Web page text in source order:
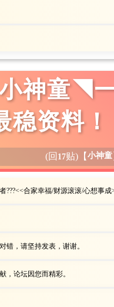
神童
稳资料！
(回 17贴) 【小神童
???<<合家幸福/财源滚滚/心想事成
错，请坚持发表，谢谢。
，论坛因您而精彩。